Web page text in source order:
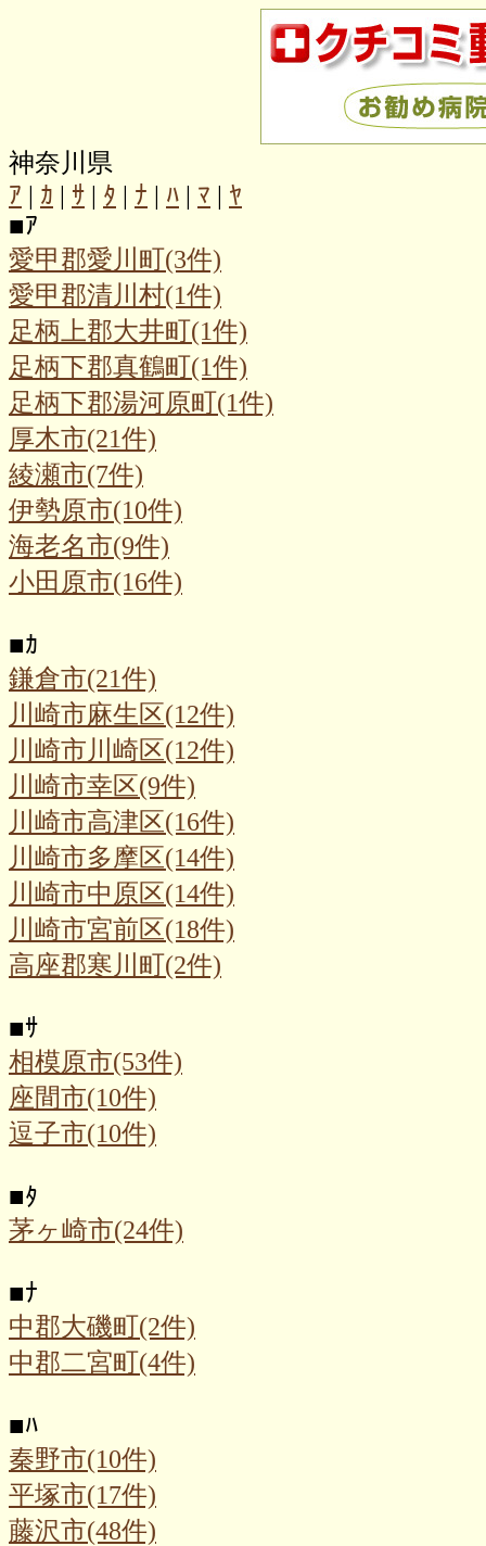
神奈川県
ｱ | ｶ | ｻ | ﾀ | ﾅ | ﾊ | ﾏ | ﾔ
■ｱ
愛甲郡愛川町(3件)
愛甲郡清川村(1件)
足柄上郡大井町(1件)
足柄下郡真鶴町(1件)
足柄下郡湯河原町(1件)
厚木市(21件)
綾瀬市(7件)
伊勢原市(10件)
海老名市(9件)
小田原市(16件)
■ｶ
鎌倉市(21件)
川崎市麻生区(12件)
川崎市川崎区(12件)
川崎市幸区(9件)
川崎市高津区(16件)
川崎市多摩区(14件)
川崎市中原区(14件)
川崎市宮前区(18件)
高座郡寒川町(2件)
■ｻ
相模原市(53件)
座間市(10件)
逗子市(10件)
■ﾀ
茅ヶ崎市(24件)
■ﾅ
中郡大磯町(2件)
中郡二宮町(4件)
■ﾊ
秦野市(10件)
平塚市(17件)
藤沢市(48件)